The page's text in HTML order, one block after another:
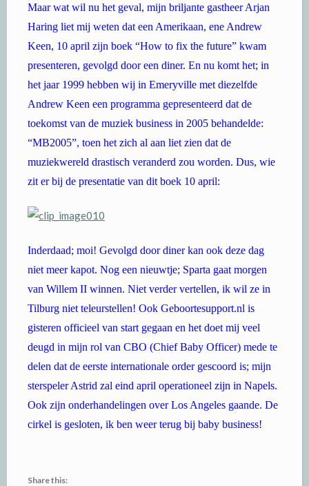
Maar wat wil nu het geval, mijn briljante gastheer Arjan
Haring liet mij weten dat een Amerikaan, ene Andrew
Keen, 10 april zijn boek “How to fix the future” kwam
presenteren, gevolgd door een diner. En nu komt het; in
het jaar 1999 hebben wij in Emeryville met diezelfde
Andrew Keen een programma gepresenteerd dat de
toekomst van de muziek business in 2005 behandelde:
“MB2005”, toen het zich al aan liet zien dat de
muziekwereld drastisch veranderd zou worden. Dus, wie
zit er bij de presentatie van dit boek 10 april:
Inderdaad; moi! Gevolgd door diner kan ook deze dag
niet meer kapot. Nog een nieuwtje; Sparta gaat morgen
van Willem II winnen. Niet verder vertellen, ik wil ze in
Tilburg niet teleurstellen! Ook Geboortesupport.nl is
gisteren officieel van start gegaan en het doet mij veel
deugd in mijn rol van CBO (Chief Baby Officer) mede te
delen dat de eerste internationale order gescoord is; mijn
sterspeler Astrid zal eind april operationeel zijn in Napels.
Ook zijn onderhandelingen over Los Angeles gaande. De
cirkel is gesloten, ik ben weer terug bij baby business!
Share this: